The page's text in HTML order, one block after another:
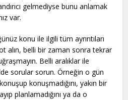
gelmediyse bunu anlamak
var.
konu ile ilgili tüm ayrıntıları
alın, belli bir zaman sonra tekrar
Belli aralıklar ile
sorular sorun. Örneğin o gün
konuşmadığını, yakın bir
planlamadığını ya da o